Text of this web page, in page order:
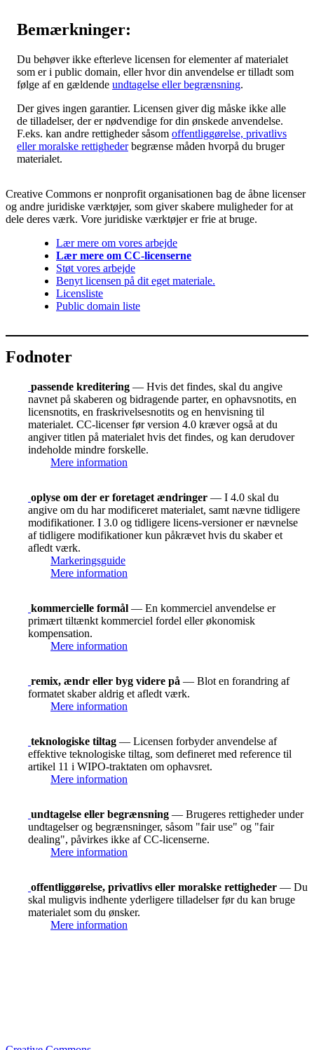
Bemærkninger:
Du behøver ikke efterleve licensen for elementer af materialet
som er i public domain, eller hvor din anvendelse er tilladt som
følge af en gældende undtagelse eller begrænsning.
Der gives ingen garantier. Licensen giver dig måske ikke alle
de tilladelser, der er nødvendige for din ønskede anvendelse.
F.eks. kan andre rettigheder såsom offentliggørelse, privatlivs
eller moralske rettighederbegrænse måden hvorpå du bruger
materialet.
Creative Commons er nonprofit organisationen bag de åbne licenser
og andre juridiske værktøjer, som giver skabere muligheder for at
dele deres værk. Vore juridiske værktøjer er frie at bruge.
Lær mere om vores arbejde
Lær mere om CC-licenserne
Støt vores arbejde
Benyt licensen på dit eget materiale.
Licensliste
Public domain liste
Fodnoter
passende kreditering — Hvis det findes, skal du angive
navnet på skaberen og bidragende parter, en ophavsnotits, en
licensnotits, en fraskrivelsesnotits og en henvisning til
materialet. CC-licenser før version 4.0 kræver også at du
angiver titlen på materialet hvis det findes, og kan derudover
indeholde mindre forskelle.
Mere information
oplyse om der er foretaget ændringer — I 4.0 skal du
angive om du har modificeret materialet, samt nævne tidligere
modifikationer. I 3.0 og tidligere licens-versioner er nævnelse
af tidligere modifikationer kun påkrævet hvis du skaber et
afledt værk.
Markeringsguide
Mere information
kommercielle formål — En kommerciel anvendelse er
primært tiltænkt kommerciel fordel eller økonomisk
kompensation.
Mere information
remix, ændr eller byg videre på — Blot en forandring af
formatet skaber aldrig et afledt værk.
Mere information
teknologiske tiltag — Licensen forbyder anvendelse af
effektive teknologiske tiltag, som defineret med reference til
artikel 11 i WIPO-traktaten om ophavsret.
Mere information
undtagelse eller begrænsning — Brugeres rettigheder under
undtagelser og begrænsninger, såsom "fair use" og "fair
dealing", påvirkes ikke af CC-licenserne.
Mere information
offentliggørelse, privatlivs eller moralske rettigheder — Du
skal muligvis indhente yderligere tilladelser før du kan bruge
materialet som du ønsker.
Mere information